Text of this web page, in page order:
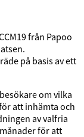
från Papoo
på basis av ett
om vilka
att inhämta och
av valfria
för att